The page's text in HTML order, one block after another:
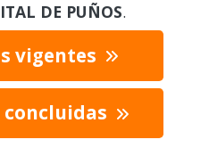
DE PUÑOS.
vigentes